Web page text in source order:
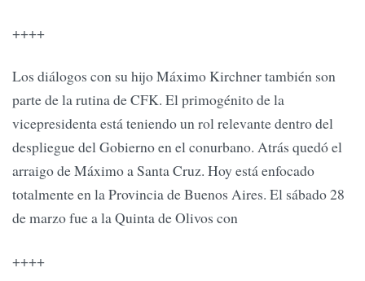
++++
Los diálogos con su hijo Máximo Kirchner también son
parte de la rutina de CFK. El primogénito de la
vicepresidenta está teniendo un rol relevante dentro del
despliegue del Gobierno en el conurbano. Atrás quedó el
arraigo de Máximo a Santa Cruz. Hoy está enfocado
totalmente en la Provincia de Buenos Aires. El sábado 28
de marzo fue a la Quinta de Olivos con
++++